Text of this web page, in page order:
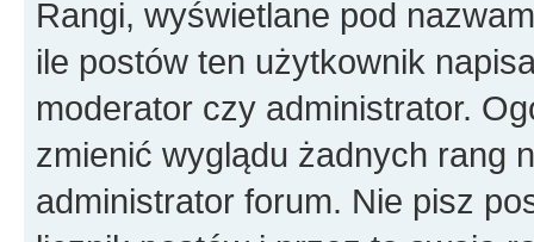
Rangi, wyświetlane pod
ile postów ten użytkownik
moderator czy administrator.
zmienić wyglądu żadnych rang
administrator forum. Nie pisz